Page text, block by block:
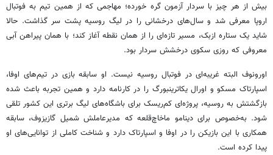
بیش از هر چیز با سردار آزمون گره خورده؛ مهاجمی که از همین تیم به فوتبال
اروپا معرفی شد و سال‌های درخشانی را در لیگ روسیه پشت سر گذاشت. حالا
شاید یک ستاره ازبک، مسیر تازه‌ای را از همان نقطه آغاز کند؛ با همان پیراهن آبی
معروفی که روزی سکوی درخشش سردار بود.
اورونوف البته غریبه‌ای در فوتبال روسیه نیست. او سابقه بازی در تیم‌های اوفا،
اسپارتاک مسکو و اورال یکاترینبورگ را در کارنامه دارد و همین تجربه باعث شده
بازگشتش به روسیه، پروژه‌ای کم‌ریسک برای باشگاه‌های لیگ برتری این کشور تلقی
شود. به‌خصوص برای دینامو ماخاچ‌قلعه که مدیرعاملش شمیل گازیزوف، سابقه
همکاری با این بازیکن را در اوفا و اسپارتاک دارد و شناخت کاملی از توانایی‌های او
پیدا کرده است.